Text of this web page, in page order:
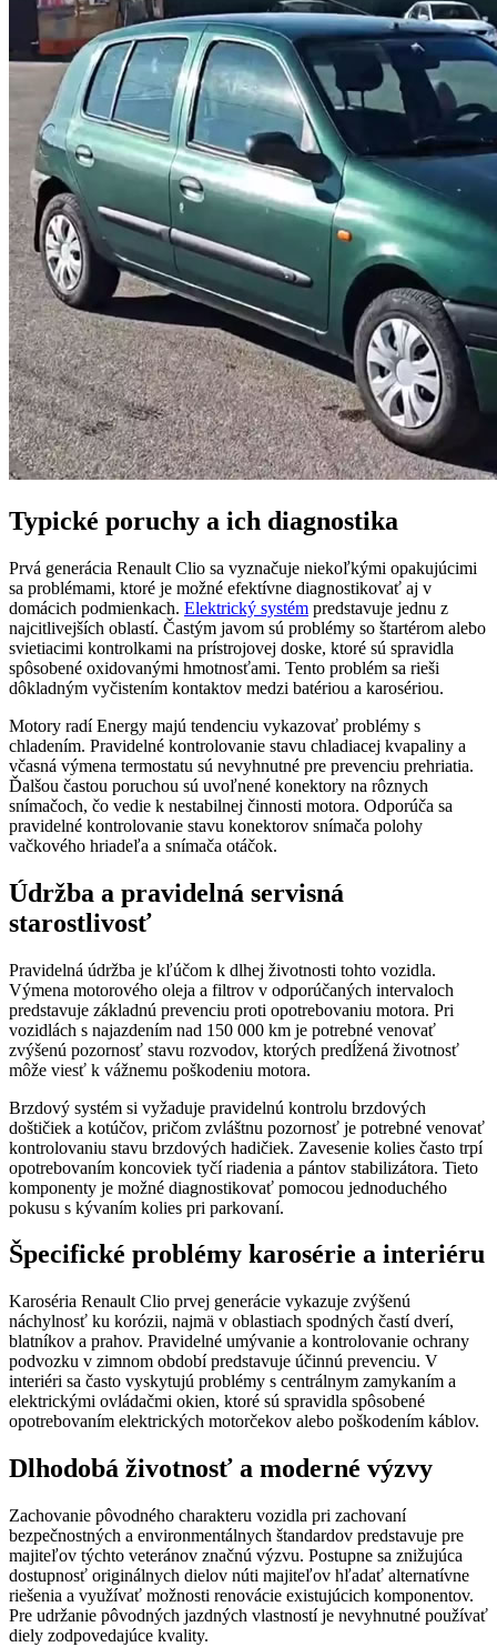
Typické poruchy a ich diagnostika
Prvá generácia Renault Clio sa vyznačuje niekoľkými opakujúcimi
sa problémami, ktoré je možné efektívne diagnostikovať aj v
domácich podmienkach. Elektrický systém predstavuje jednu z
najcitlivejších oblastí. Častým javom sú problémy so štartérom alebo
svietiacimi kontrolkami na prístrojovej doske, ktoré sú spravidla
spôsobené oxidovanými hmotnosťami. Tento problém sa rieši
dôkladným vyčistením kontaktov medzi batériou a karosériou.
Motory radí Energy majú tendenciu vykazovať problémy s
chladením. Pravidelné kontrolovanie stavu chladiacej kvapaliny a
včasná výmena termostatu sú nevyhnutné pre prevenciu prehriatia.
Ďalšou častou poruchou sú uvoľnené konektory na rôznych
snímačoch, čo vedie k nestabilnej činnosti motora. Odporúča sa
pravidelné kontrolovanie stavu konektorov snímača polohy
vačkového hriadeľa a snímača otáčok.
Údržba a pravidelná servisná
starostlivosť
Pravidelná údržba je kľúčom k dlhej životnosti tohto vozidla.
Výmena motorového oleja a filtrov v odporúčaných intervaloch
predstavuje základnú prevenciu proti opotrebovaniu motora. Pri
vozidlách s najazdením nad 150 000 km je potrebné venovať
zvýšenú pozornosť stavu rozvodov, ktorých predĺžená životnosť
môže viesť k vážnemu poškodeniu motora.
Brzdový systém si vyžaduje pravidelnú kontrolu brzdových
doštičiek a kotúčov, pričom zvláštnu pozornosť je potrebné venovať
kontrolovaniu stavu brzdových hadičiek. Zavesenie kolies často trpí
opotrebovaním koncoviek tyčí riadenia a pántov stabilizátora. Tieto
komponenty je možné diagnostikovať pomocou jednoduchého
pokusu s kývaním kolies pri parkovaní.
Špecifické problémy karosérie a interiéru
Karoséria Renault Clio prvej generácie vykazuje zvýšenú
náchylnosť ku korózii, najmä v oblastiach spodných častí dverí,
blatníkov a prahov. Pravidelné umývanie a kontrolovanie ochrany
podvozku v zimnom období predstavuje účinnú prevenciu. V
interiéri sa často vyskytujú problémy s centrálnym zamykaním a
elektrickými ovládačmi okien, ktoré sú spravidla spôsobené
opotrebovaním elektrických motorčekov alebo poškodením káblov.
Dlhodobá životnosť a moderné výzvy
Zachovanie pôvodného charakteru vozidla pri zachovaní
bezpečnostných a environmentálnych štandardov predstavuje pre
majiteľov týchto veteránov značnú výzvu. Postupne sa znižujúca
dostupnosť originálnych dielov núti majiteľov hľadať alternatívne
riešenia a využívať možnosti renovácie existujúcich komponentov.
Pre udržanie pôvodných jazdných vlastností je nevyhnutné používať
diely zodpovedajúce kvality.